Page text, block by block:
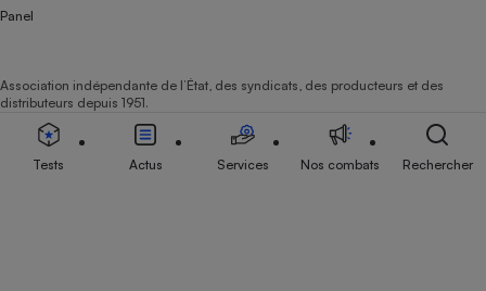
Panel
Association indépendante de l’État, des syndicats, des producteurs et des
distributeurs depuis 1951.
Tests Actus Services Nos combats Rechercher